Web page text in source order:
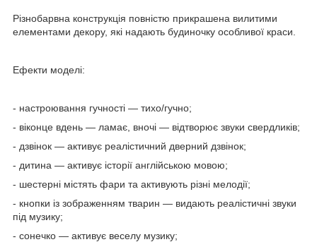
Різнобарвна конструкція повністю прикрашена вилитими
елементами декору, які надають будиночку особливої краси.
Ефекти моделі:
- настроювання гучності — тихо/гучно;
- віконце вдень — ламає, вночі — відтворює звуки свердликів;
- дзвінок — активує реалістичний дверний дзвінок;
- дитина — активує історії англійською мовою;
- шестерні містять фари та активують різні мелодії;
- кнопки із зображенням тварин — видають реалістичні звуки
під музику;
- сонечко — активує веселу музику;